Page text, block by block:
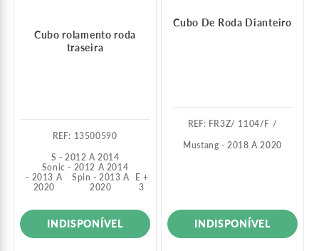
Cubo rolamento roda
traseira
: 13500590
S - 2012 A 2014
Sonic - 2012 A 2014
- 2013 A
2020
Spin - 2013 A
2020
E +
3
INDISPONÍVEL
Cubo De Roda Dianteiro
: FR3Z/ 1104/F /
Mustang - 2018 A 2020
INDISPONÍVEL